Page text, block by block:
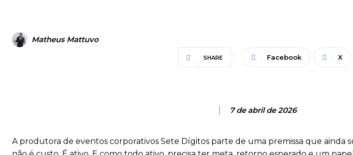
Matheus Mattuvo
SHARE Facebook X
7 de abril de 2026
A produtora de eventos corporativos Sete Dígitos parte de uma premissa que ainda